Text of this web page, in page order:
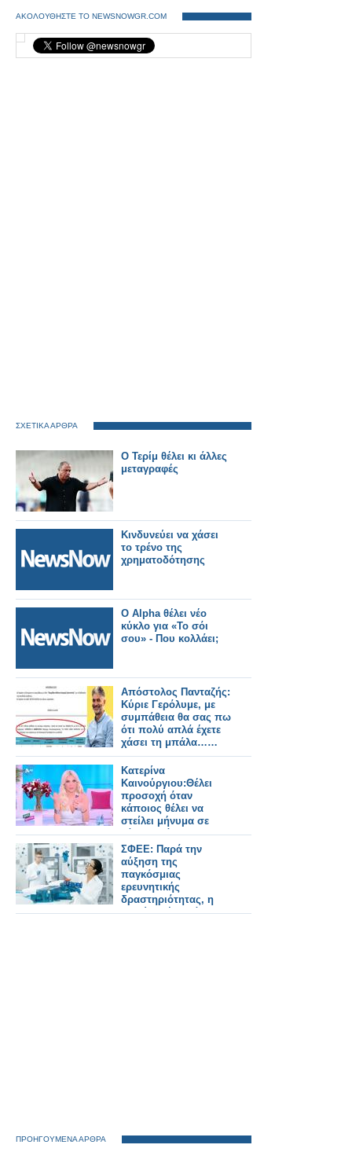
ΑΚΟΛΟΥΘΗΣΤΕ ΤΟ NEWSNOWGR.COM
ΣΧΕΤΙΚΑ ΑΡΘΡΑ
Ο Τερίμ θέλει κι άλλες
μεταγραφές
Κινδυνεύει να χάσει
το τρένο της
χρηματοδότησης
Ο Alpha θέλει νέο
κύκλο για «Το σόι
σου» - Που κολλάει;
Απόστολος Πανταζής:
Κύριε Γερόλυμε, με
συμπάθεια θα σας πω
ότι πολύ απλά έχετε
χάσει τη μπάλα……
Κατερίνα
Καινούργιου:Θέλει
προσοχή όταν
κάποιος θέλει να
στείλει μήνυμα σε
κάποιον άλλον και
μπερδεύεται - Έλενα
μου σε εμένα έστειλες
το μήνυμα.
ΣΦΕΕ: Παρά την
αύξηση της
παγκόσμιας
ερευνητικής
δραστηριότητας, η
Ευρώπη έχει χάσει
ΠΡΟΗΓΟΥΜΕΝΑ ΑΡΘΡΑ